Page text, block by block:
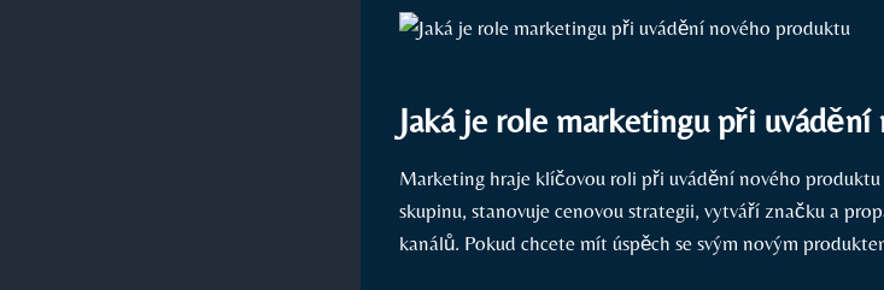
Jaká je role marketingu při
Marketing hraje klíčovou roli při uvádění nového
skupinu, stanovuje cenovou strategii, vytváří značku a
kanálů. Pokud chcete mít úspěch se svým novým